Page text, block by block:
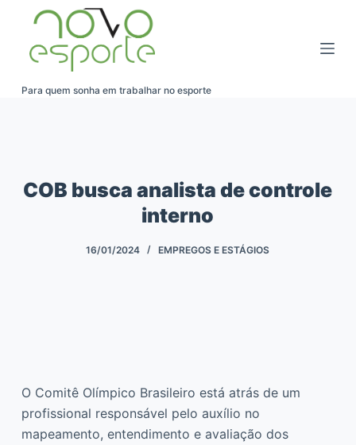
Para quem sonha em trabalhar no esporte
COB busca analista de controle
interno
16/01/2024 EMPREGOS E ESTÁGIOS
O Comitê Olímpico Brasileiro está atrás de um
profissional responsável pelo auxílio no
mapeamento, entendimento e avaliação dos